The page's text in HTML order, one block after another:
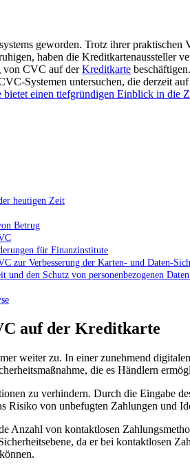
geworden. ‌Trotz ihrer
haben die​ Kreditkartenaussteller
⁢von CVC auf derKreditkarte
Systemen untersuchen,‍ die derzeit
bietet einen tiefgründigen ⁤Einblick in die
heutigen Zeit
Betrug
für Finanzinstitute
zur Verbesserung ​der Karten- und Daten-
den Schutz von personenbezogenen
auf der ​Kreditkarte
weiter⁣ zu.⁢ In einer zunehmend
die es Händlern
zu verhindern. Durch​ die ​Eingabe
⁣von⁣ unbefugten Zahlungen und
Anzahl‌ von kontaktlosen
da er bei kontaktlosen⁢